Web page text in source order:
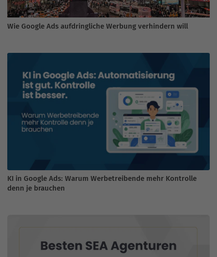
Wie Google Ads aufdringliche Werbung verhindern will
KI in Google Ads: Warum Werbetreibende mehr Kontrolle
denn je brauchen